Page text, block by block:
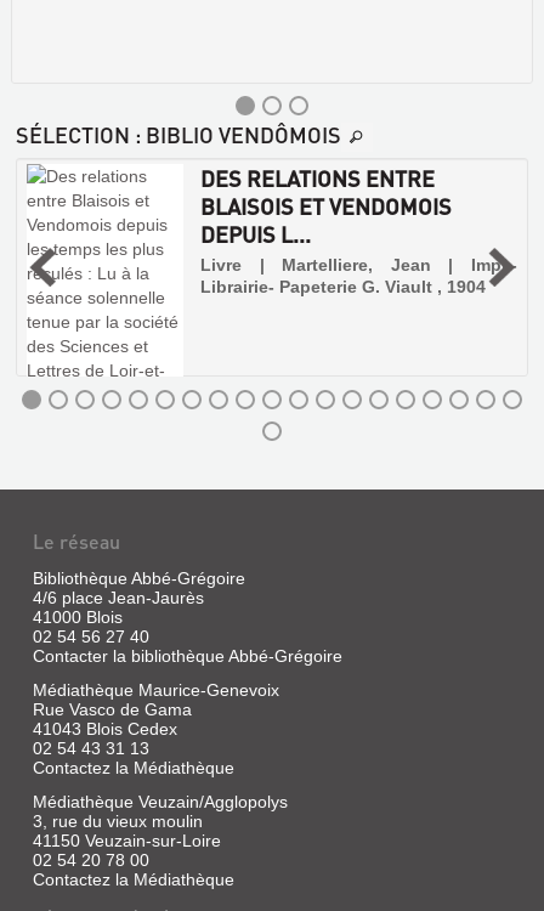
CARTE
N
29
-
[LE
BLÉSOIS]
ÉCHELLE
DE
10.000
TOISE...
Livre
Cassini
SÉLECTION : BIBLIO VENDÔMOIS
DES RELATIONS ENTRE
BLAISOIS ET VENDOMOIS
DEPUIS L...
Livre | Martelliere, Jean | Impr.-
Librairie- Papeterie G. Viault , 1904
Le réseau
Bibliothèque Abbé-Grégoire
4/6 place Jean-Jaurès
41000 Blois
02 54 56 27 40
Contacter la bibliothèque Abbé-Grégoire
Médiathèque Maurice-Genevoix
Rue Vasco de Gama
41043 Blois Cedex
02 54 43 31 13
Contactez la Médiathèque
Médiathèque Veuzain/Agglopolys
3, rue du vieux moulin
41150 Veuzain-sur-Loire
02 54 20 78 00
Contactez la Médiathèque